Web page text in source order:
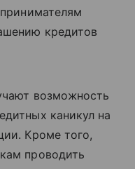
кредитов
возможность
каникул на
Кроме того,
проводить